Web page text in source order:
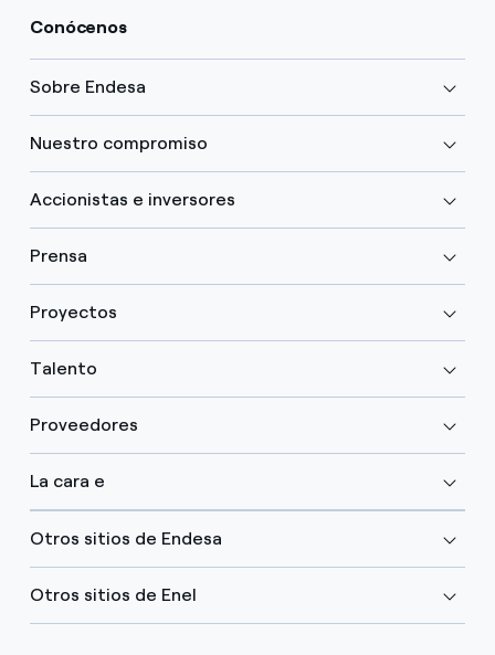
Conócenos
Sobre Endesa
Nuestro compromiso
Accionistas e inversores
Prensa
Proyectos
Talento
Proveedores
La cara e
Otros sitios de Endesa
Otros sitios de Enel